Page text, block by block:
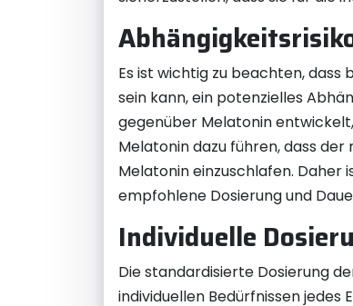
Es ist wichtig zu beachten,
sein kann, ein potenzielles
gegenüber Melatonin
Melatonin dazu führen, dass
Melatonin einzuschlafen. Daher
empfohlene Dosierung und
Individuelle
Die standardisierte Dosierung
individuellen Bedürfnissen jedes